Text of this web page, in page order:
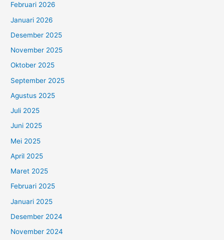
Februari 2026
Januari 2026
Desember 2025
November 2025
Oktober 2025
September 2025
Agustus 2025
Juli 2025
Juni 2025
Mei 2025
April 2025
Maret 2025
Februari 2025
Januari 2025
Desember 2024
November 2024